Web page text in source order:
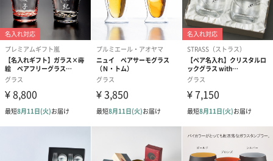
あり（275円）
メッセージカード